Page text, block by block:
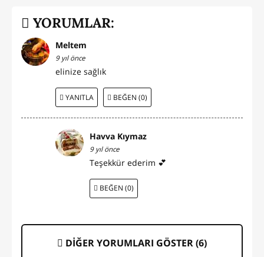
YORUMLAR:
Meltem
9 yıl önce
elinize sağlık
YANITLA BEĞEN (0)
Havva Kıymaz
9 yıl önce
Teşekkür ederim 💕
BEĞEN (0)
DİĞER YORUMLARI GÖSTER (6)